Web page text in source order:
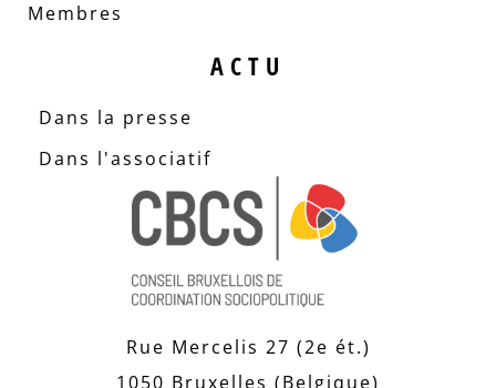
Membres
ACTU
Dans la presse
Dans l'associatif
Rue Mercelis 27 (2e ét.)
1050 Bruxelles (Belgique)